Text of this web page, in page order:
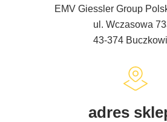
EMV Giessler Group
ul. Wczasowa
43-374
adres